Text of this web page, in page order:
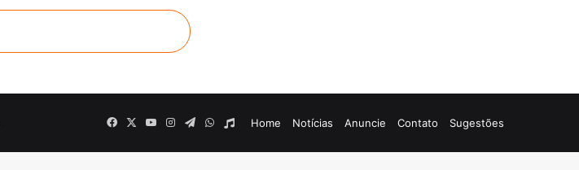
Home Notícias Anuncie Contato Sugestões
FacebookYouTubeInstagram
TelegramWhatsApp
Rádio